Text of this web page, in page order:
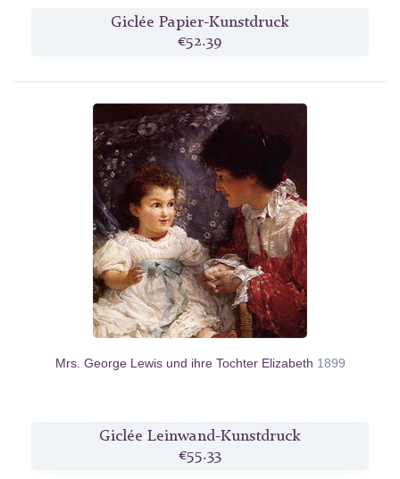
Giclée Papier-Kunstdruck
€52.39
Mrs. George Lewis und ihre Tochter Elizabeth 1899
Giclée Leinwand-Kunstdruck
€55.33